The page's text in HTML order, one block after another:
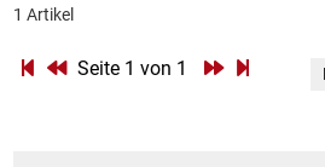
Essig
1 Artikel
Seite 1 von 1